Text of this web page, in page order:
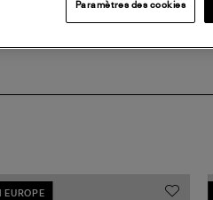
EUROPE
Paramètres des cookies